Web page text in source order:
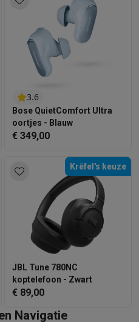
3.6
Bose QuietComfort Ultra
oortjes - Blauw
€ 349,00
Krëfel's keuze
JBL Tune 780NC
koptelefoon - Zwart
€ 89,00
Navigatie